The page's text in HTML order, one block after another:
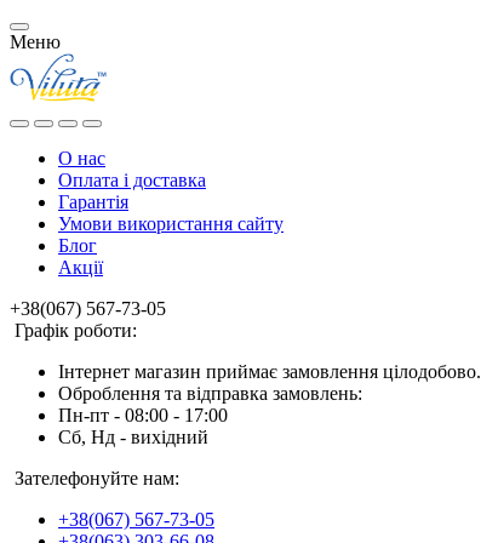
Меню
О нас
Оплата і доставка
Гарантія
Умови використання сайту
Блог
Акції
+38(067) 567-73-05
Графік роботи:
Інтернет магазин приймає замовлення цілодобово.
Оброблення та відправка замовлень:
Пн-пт - 08:00 - 17:00
Сб, Нд - вихідний
Зателефонуйте нам:
+38(067) 567-73-05